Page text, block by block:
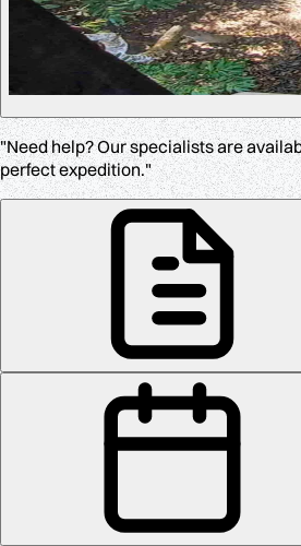
"Need help? Our specialists are
perfect expedition."